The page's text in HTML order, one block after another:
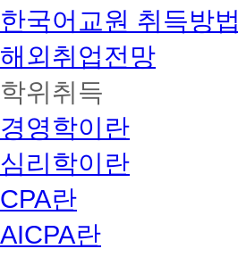
한국어교원 취득방법
해외취업전망
학위취득
경영학이란
심리학이란
CPA란
AICPA란